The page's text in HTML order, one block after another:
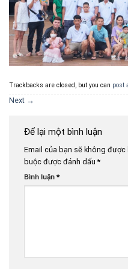
Trackbacks are closed, but you can post
Next →
Để lại một bình luận
Email của bạn sẽ không được
buộc được đánh dấu*
Bình luận *